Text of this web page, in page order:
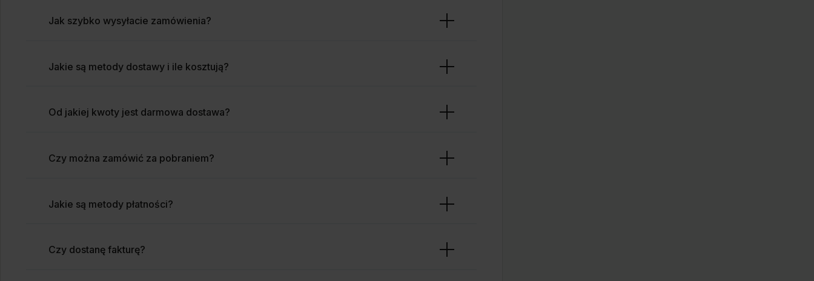
Jak szybko wysyłacie zamówienia?
Jakie są metody dostawy i ile kosztują?
Od jakiej kwoty jest darmowa dostawa?
Czy można zamówić za pobraniem?
Jakie są metody płatności?
Czy dostanę fakturę?